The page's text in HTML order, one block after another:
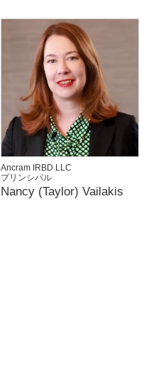
Ancram IRBD LLC
プリンシパル
Nancy (Taylor) Vailakis